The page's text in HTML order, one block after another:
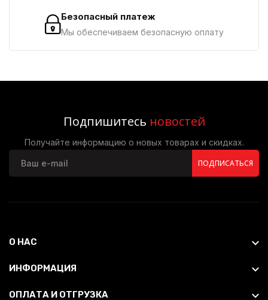
Безопасный платеж
Мы обеспечиваем безопасную оплату
Подпишитесь новостей
Получайте информацию о новых товарах и скидках.
ПОДПИСАТЬСЯ
О НАС
ИНФОРМАЦИЯ
ОПЛАТА И ОТГРУЗКА